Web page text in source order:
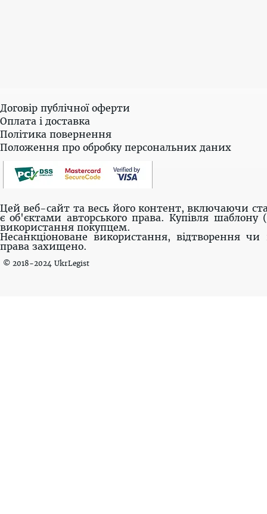
Договір публічної оферти
Оплата і доставка
Політика повернення
Положення про обробку персональних даних
Цей веб-сайт та весь його контент, включаючи
є об'єктами авторського права. Купівля шаблону
використання покупцем.
Несанкціоноване використання, відтворення
права захищено.
© 2018-2024 UkrLegist